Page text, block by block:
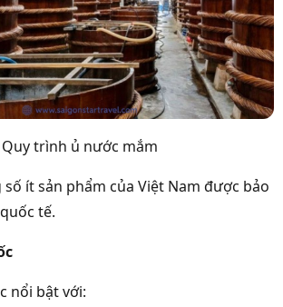
Quy trình ủ nước mắm
ít sản phẩm của Việt Nam được bảo
tế.
nổi bật với: